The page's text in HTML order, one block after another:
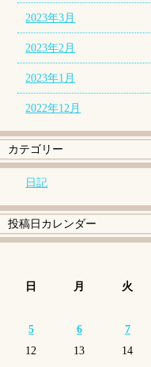
2023年3月
2023年2月
2023年1月
2022年12月
カテゴリー
日記
投稿日カレンダー
日 月 火
5
6 7
12
13 14